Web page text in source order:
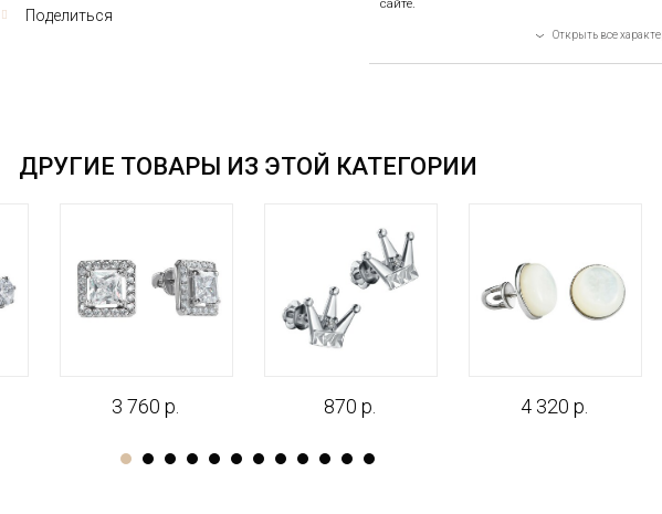
Поделиться
сайте.
Открыть все
ДРУГИЕ ТОВАРЫ ИЗ ЭТОЙ КАТЕГОРИИ
3 760 р. 870 р. 4 320 р.